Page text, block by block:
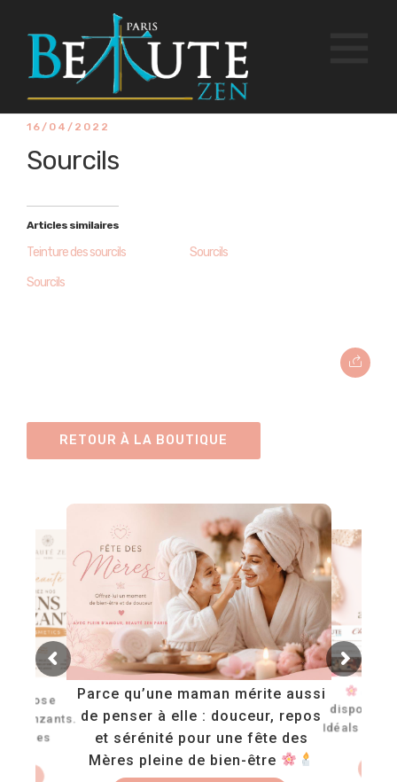
16/04/2022
Sourcils
Articles similaires
Teinture des sourcils
Sourcils
Sourcils
RETOUR À LA BOUTIQUE
Parce qu’une maman mérite aussi
de penser à elle : douceur, repos
et sérénité pour une fête des
Mères pleine de bien-être
Idéals pour
propose
bronzants.
les